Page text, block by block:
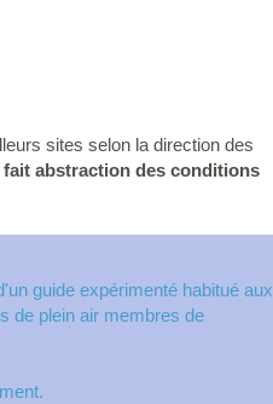
sites selon la direction des
abstraction des conditions
guide expérimenté habitué aux
de plein air membres de